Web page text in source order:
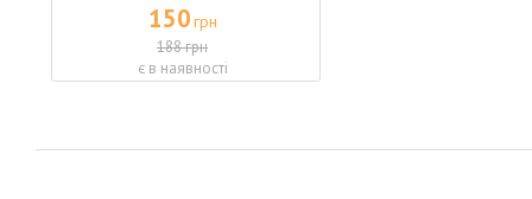
150грн
188 грн
є в наявності